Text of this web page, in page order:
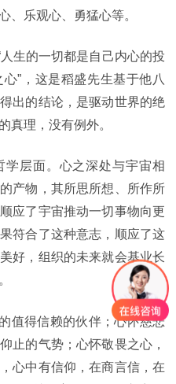
、乐观心、勇猛心等。
生的一切都是自己内心的投
”，这是稻盛先生基于他八
出的结论，是驱动世界的绝
真理，没有例外。
层面。心之深处与宇宙相
产物，其所思所想、所作所
应了宇宙推动一切事物向更
符合了这种意志，顺应了这
好，组织的未来就会基业长
值得信赖的伙伴；心怀慈悲
止的气势；心怀敬畏之心，
心中有信仰，在商言信，在